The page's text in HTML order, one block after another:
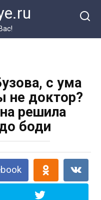
с ума
не доктор?
решила
боди